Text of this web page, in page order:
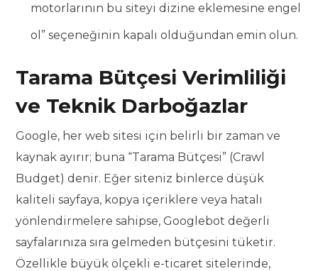
motorlarının bu siteyi dizine eklemesine engel
ol” seçeneğinin kapalı olduğundan emin olun.
Tarama Bütçesi Verimliliği
ve Teknik Darboğazlar
Google, her web sitesi için belirli bir zaman ve
kaynak ayırır; buna “Tarama Bütçesi” (Crawl
Budget) denir. Eğer siteniz binlerce düşük
kaliteli sayfaya, kopya içeriklere veya hatalı
yönlendirmelere sahipse, Googlebot değerli
sayfalarınıza sıra gelmeden bütçesini tüketir.
Özellikle büyük ölçekli e-ticaret sitelerinde,